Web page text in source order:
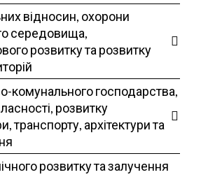
відносин, охорони
середовища,
розвитку та розвитку
комунального господарства,
розвитку
транспорту, архітектури та
розвитку та залучення